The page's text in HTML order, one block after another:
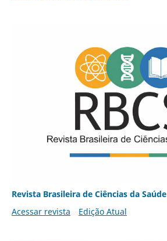
Revista Brasileira de Ciências da Saúde
Acessar revista
Edição Atual